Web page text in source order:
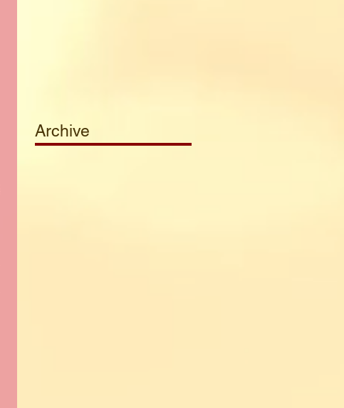
Archive